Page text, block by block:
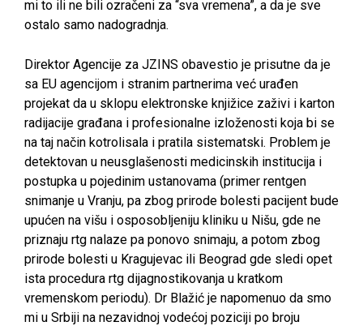
mi to ili ne bili ozračeni za “sva vremena”, a da je sve
ostalo samo nadogradnja.
Direktor Agencije za JZINS obavestio je prisutne da je
sa EU agencijom i stranim partnerima već urađen
projekat da u sklopu elektronske knjižice zaživi i karton
radijacije građana i profesionalne izloženosti koja bi se
na taj način kotrolisala i pratila sistematski. Problem je
detektovan u neusglašenosti medicinskih institucija i
postupka u pojedinim ustanovama (primer rentgen
snimanje u Vranju, pa zbog prirode bolesti pacijent bude
upućen na višu i osposobljeniju kliniku u Nišu, gde ne
priznaju rtg nalaze pa ponovo snimaju, a potom zbog
prirode bolesti u Kragujevac ili Beograd gde sledi opet
ista procedura rtg dijagnostikovanja u kratkom
vremenskom periodu). Dr Blažić je napomenuo da smo
mi u Srbiji na nezavidnoj vodećoj poziciji po broju